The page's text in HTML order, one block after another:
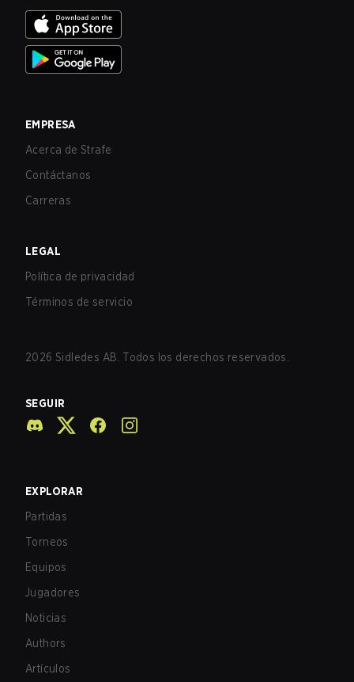
EMPRESA
Acerca de Strafe
Contáctanos
Carreras
LEGAL
Política de privacidad
Términos de servicio
2026 Sidledes AB. Todos los derechos reservados.
SEGUIR
EXPLORAR
Partidas
Torneos
Equipos
Jugadores
Noticias
Authors
Artículos